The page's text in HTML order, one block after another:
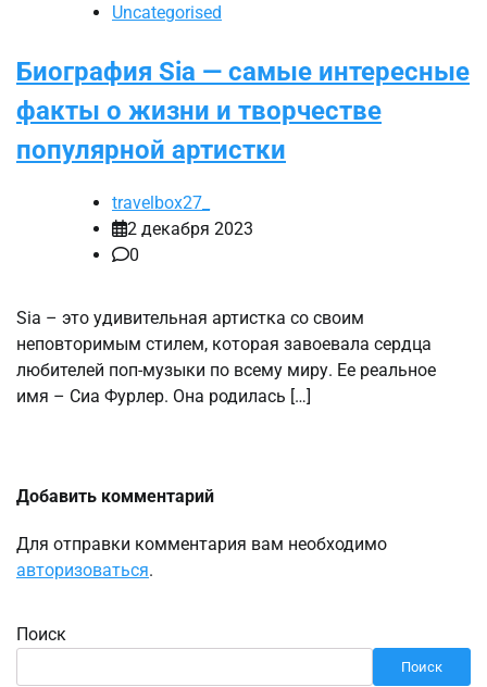
Uncategorised
Биография Sia — самые интересные
факты о жизни и творчестве
популярной артистки
travelbox27_
2 декабря 2023
0
Sia – это удивительная артистка со своим
неповторимым стилем, которая завоевала сердца
любителей поп-музыки по всему миру. Ее реальное
имя – Сиа Фурлер. Она родилась […]
Добавить комментарий
Для отправки комментария вам необходимо
авторизоваться.
Поиск
Поиск